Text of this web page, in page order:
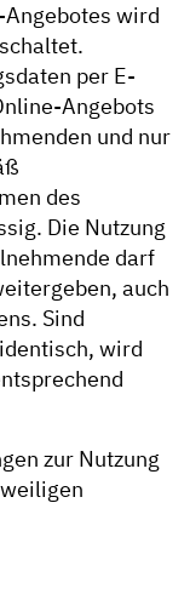
wird
per E-
Angebots
und nur
des
Die Nutzung
darf
auch
Sind
wird
zur Nutzung